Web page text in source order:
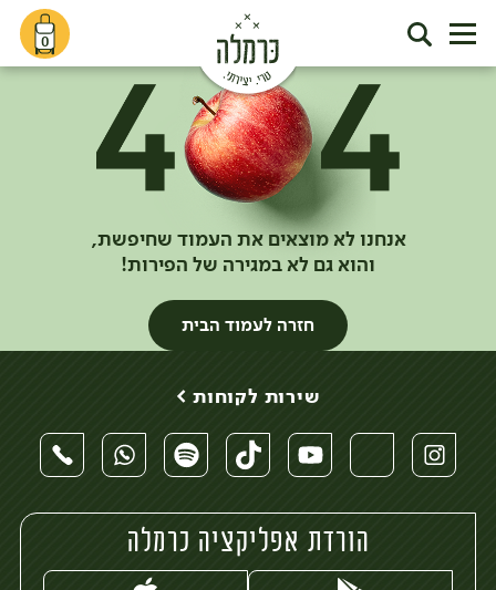
0
אנחנו לא מוצאים את העמוד שחיפשת,
והוא גם לא במגירה של הפירות!
חזרה לעמוד הבית
שירות לקוחות >
הורדת אפליקציה כרמלה